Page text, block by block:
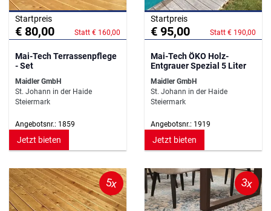
Startpreis
€ 80,00 Statt € 160,00
Mai-Tech Terrassenpflege
- Set
Maidler GmbH
St. Johann in der Haide
Steiermark
Angebotsnr.: 1859
Jetzt bieten
Startpreis
€ 95,00 Statt € 190,00
Mai-Tech ÖKO Holz-
Entgrauer Spezial 5 Liter
Maidler GmbH
St. Johann in der Haide
Steiermark
Angebotsnr.: 1919
Jetzt bieten
5x 3x